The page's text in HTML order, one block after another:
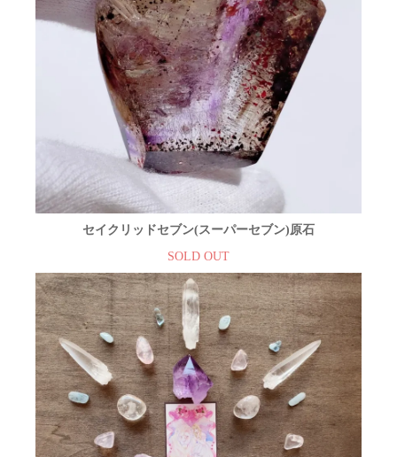
セイクリッドセブン(スーパーセブン)原石
SOLD OUT